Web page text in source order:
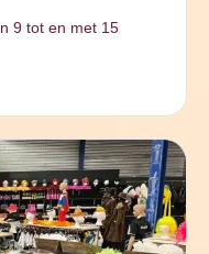
9 tot en met 15